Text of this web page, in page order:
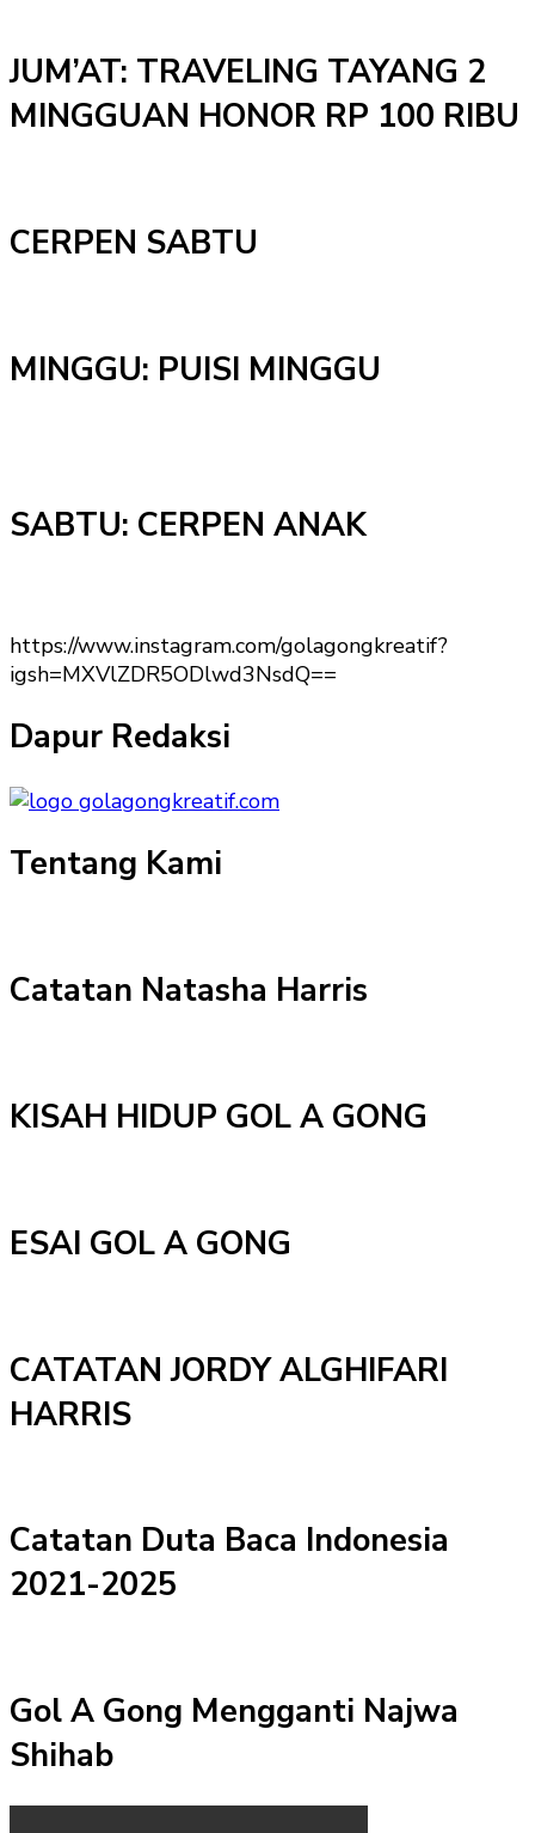
JUM’AT: TRAVELING TAYANG 2
MINGGUAN HONOR RP 100 RIBU
CERPEN SABTU
MINGGU: PUISI MINGGU
SABTU: CERPEN ANAK
https://www.instagram.com/golagongkreatif?
igsh=MXVlZDR5ODlwd3NsdQ==
Dapur Redaksi
Tentang Kami
Catatan Natasha Harris
KISAH HIDUP GOL A GONG
ESAI GOL A GONG
CATATAN JORDY ALGHIFARI
HARRIS
Catatan Duta Baca Indonesia
2021-2025
Gol A Gong Mengganti Najwa
Shihab